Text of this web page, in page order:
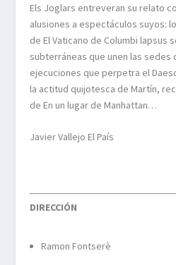
Els Joglars entreveran su relato
alusiones a espectáculos suyos:
de El Vaticano de Columbi lapsus
subterráneas que unen las sedes
ejecuciones que perpetra el
la actitud quijotesca de Martín,
de En un lugar de Manhattan…
Javier Vallejo El País
DIRECCIÓN
Ramon Fontserè